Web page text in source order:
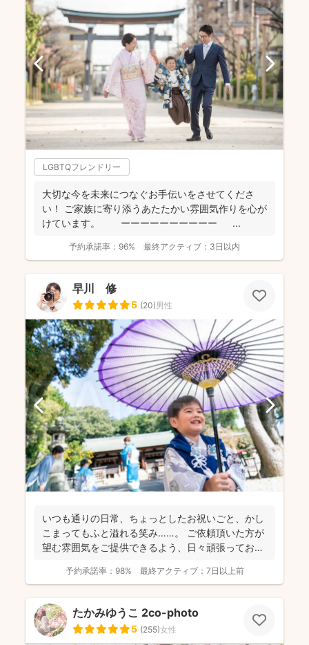
LGBTQフレンドリー
大切な今を未来につなぐお手伝いをさせてくださ
い！ ご家族に寄り添うあたたかい雰囲気作りを心が
けています。 ーーーーーーーーーー ...
予約承諾率： 96% 最終アクティブ： 3日以内
早川 修
5 (20)男性
いつも通りの日常、ちょっとしたお祝いごと、かし
こまってもふと溢れる笑み……。 ご依頼頂いた方が
望む雰囲気をご提供できるよう、日々頑張っており
予約承諾率： 98% 最終アクティブ： 7日以上前
たかみゆうこ 2co-photo
5 (255)女性